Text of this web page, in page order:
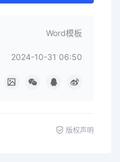
Word模板
2024-10-31 06:50
版权声明